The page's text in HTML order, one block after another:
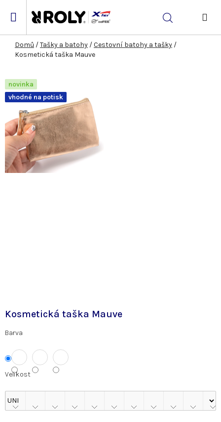
Hledat
Domů /Tašky a batohy /Cestovní batohy a tašky /
Kosmetická taška Mauve
Kosmetická taška Mauve
Barva
Velikost
novinka
vhodné na potisk